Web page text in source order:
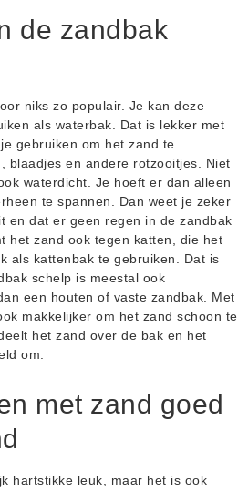
de zandbak
niks zo populair. Je kan deze
als waterbak. Dat is lekker met
gebruiken om het zand te
blaadjes en andere rotzooitjes. Niet
waterdicht. Je hoeft er dan alleen
te spannen. Dan weet je zeker
en dat er geen regen in de zandbak
het zand ook tegen katten, die het
als kattenbak te gebruiken. Dat is
schelp is meestal ook
een houten of vaste zandbak. Met
makkelijker om het zand schoon te
het zand over de bak en het
om.
met zand goed
hartstikke leuk, maar het is ook